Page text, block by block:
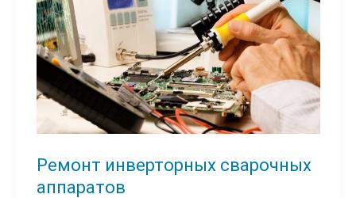
Ремонт инверторных сварочных
аппаратов